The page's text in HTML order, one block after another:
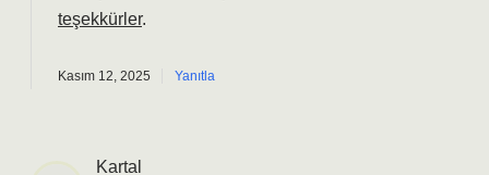
teşekkürler.
Kasım 12, 2025 Yanıtla
Kartal